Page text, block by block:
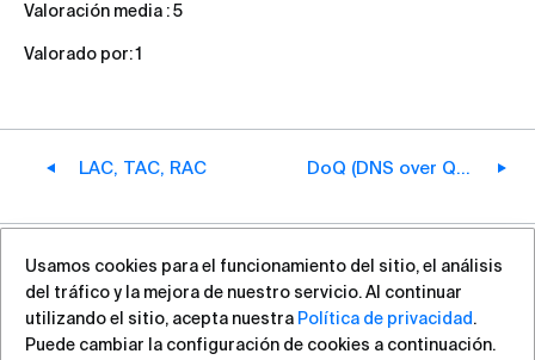
Valoración media :5
Valorado por:1
LAC, TAC, RAC DoQ (DNS over QUIC)
Derechos ©2026, VAS Experts
+7 (812) 313-88-54 sales@vas.expert
Usamos cookies para el funcionamiento del sitio, el análisis
del tráfico y la mejora de nuestro servicio. Al continuar
utilizando el sitio, acepta nuestra Política de privacidad.
Puede cambiar la configuración de cookies a continuación.